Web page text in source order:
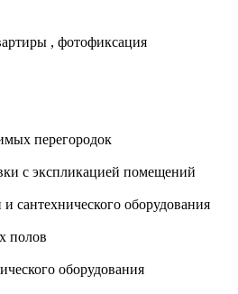
, фотофиксация
перегородок
с экспликацией помещений
сантехнического оборудования
полов
оборудования